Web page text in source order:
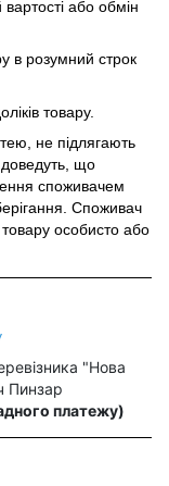
або обмін
в розумний строк
товару.
не підлягають
що
споживачем
Споживач
товару особисто або
"Нова
Пинзар
платежу)